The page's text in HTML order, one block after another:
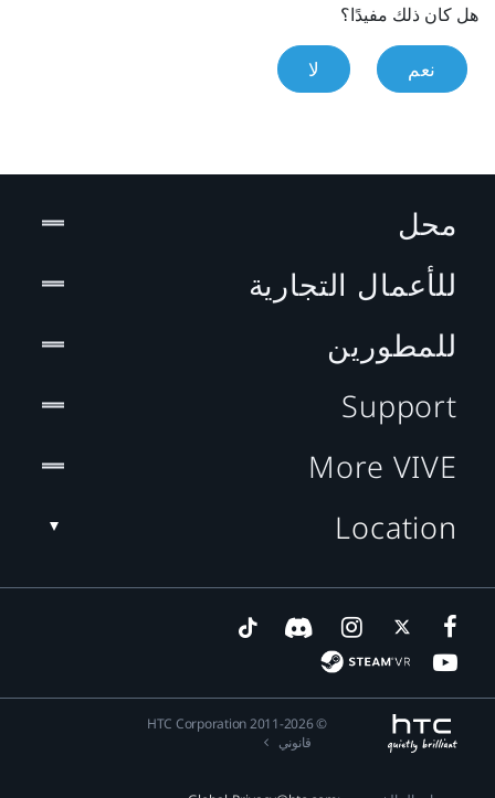
هل كان ذلك مفيدًا؟
نعم لا
محل
للأعمال التجارية
للمطورين
Support
More VIVE
Location
© 2011-2026 HTC Corporation
قانوني